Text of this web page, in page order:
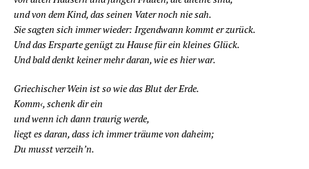
und von dem Kind, das sei­nen Vater noch nie sah.
Sie sag­ten sich immer wie­der: Irgend­wann kommt er zurück.
Und das Erspar­te genügt zu Hau­se für ein klei­nes Glück.
Und bald denkt kei­ner mehr dar­an, wie es hier war.
Grie­chi­scher Wein ist so wie das Blut der Erde.
Komm‹, schenk dir ein
und wenn ich dann trau­rig werde,
liegt es dar­an, dass ich immer träu­me von daheim;
Du musst verzeih’n.